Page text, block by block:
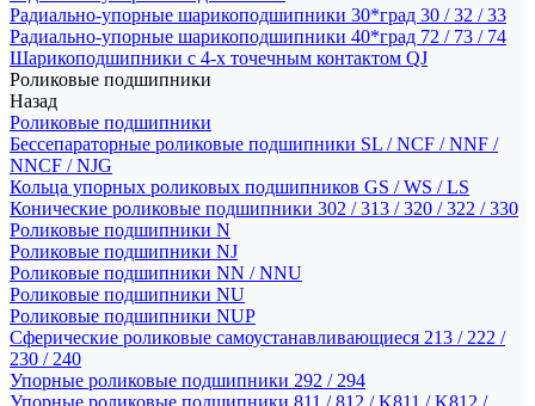
Радиально-упорные шарикоподшипники 30*град 30 / 32 / 33
Радиально-упорные шарикоподшипники 40*град 72 / 73 / 74
Шарикоподшипники с 4-х точечным контактом QJ
Роликовые подшипники
Назад
Роликовые подшипники
Бессепараторные роликовые подшипники SL / NCF / NNF /
NNCF / NJG
Кольца упорных роликовых подшипников GS / WS / LS
Конические роликовые подшипники 302 / 313 / 320 / 322 / 330
Роликовые подшипники N
Роликовые подшипники NJ
Роликовые подшипники NN / NNU
Роликовые подшипники NU
Роликовые подшипники NUP
Сферические роликовые самоустанавливающиеся 213 / 222 /
230 / 240
Упорные роликовые подшипники 292 / 294
Упорные роликовые подшипники 811 / 812 / K811 / K812 /